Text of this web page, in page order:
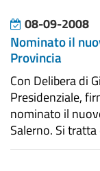
08-09-2008
Nominato il
Provincia
Con Delibera di
Presidenziale,
nominato il
Salerno. Si